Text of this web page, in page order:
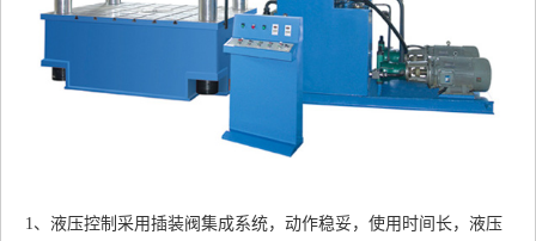
1、液压控制采用插装阀集成系统，动作稳妥，使用时间长，液压